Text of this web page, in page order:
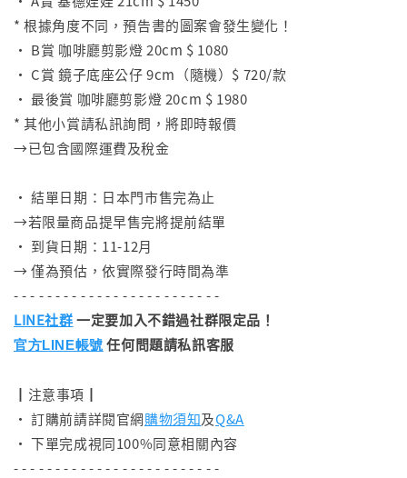
* 根據角度不同，預告書的圖案會發生變化！
• B賞 咖啡廳剪影燈 20cm $ 1080
• C賞 鏡子底座公仔 9cm（隨機）$ 720/款
• 最後賞 咖啡廳剪影燈 20cm $ 1980
* 其他小賞請私訊詢問，將即時報價
→已包含國際運費及稅金
• 結單日期：日本門市售完為止
→若限量商品提早售完將提前結單
• 到貨日期：11-12月
→ 僅為預估，依實際發行時間為準
- - - - - - - - - - - - - - - - - - - - - - - - -
LINE社群一定要加入不錯過社群限定品！
官方LINE帳號 任何問題請私訊客服
┃注意事項┃
• 訂購前請詳閱官網購物須知及Q&A
• 下單完成視同100%同意相關內容
- - - - - - - - - - - - - - - - - - - - - - - - -